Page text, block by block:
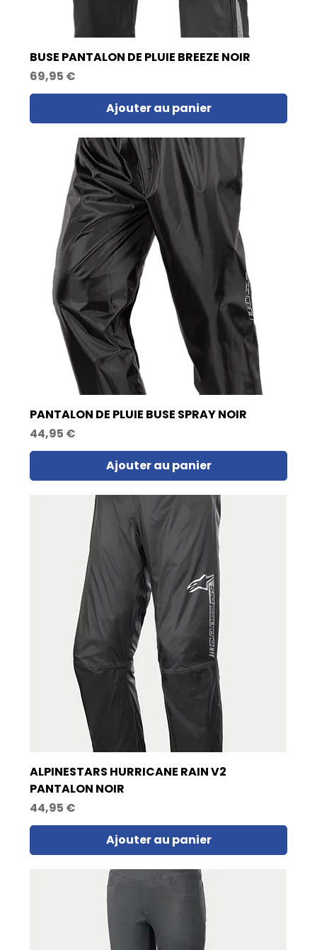
BUSE PANTALON DE PLUIE BREEZE NOIR
Prix
69,95 €
Ajouter au panier
PANTALON DE PLUIE BUSE SPRAY NOIR
Prix
44,95 €
Ajouter au panier
ALPINESTARS HURRICANE RAIN V2
PANTALON NOIR
Prix
44,95 €
Ajouter au panier